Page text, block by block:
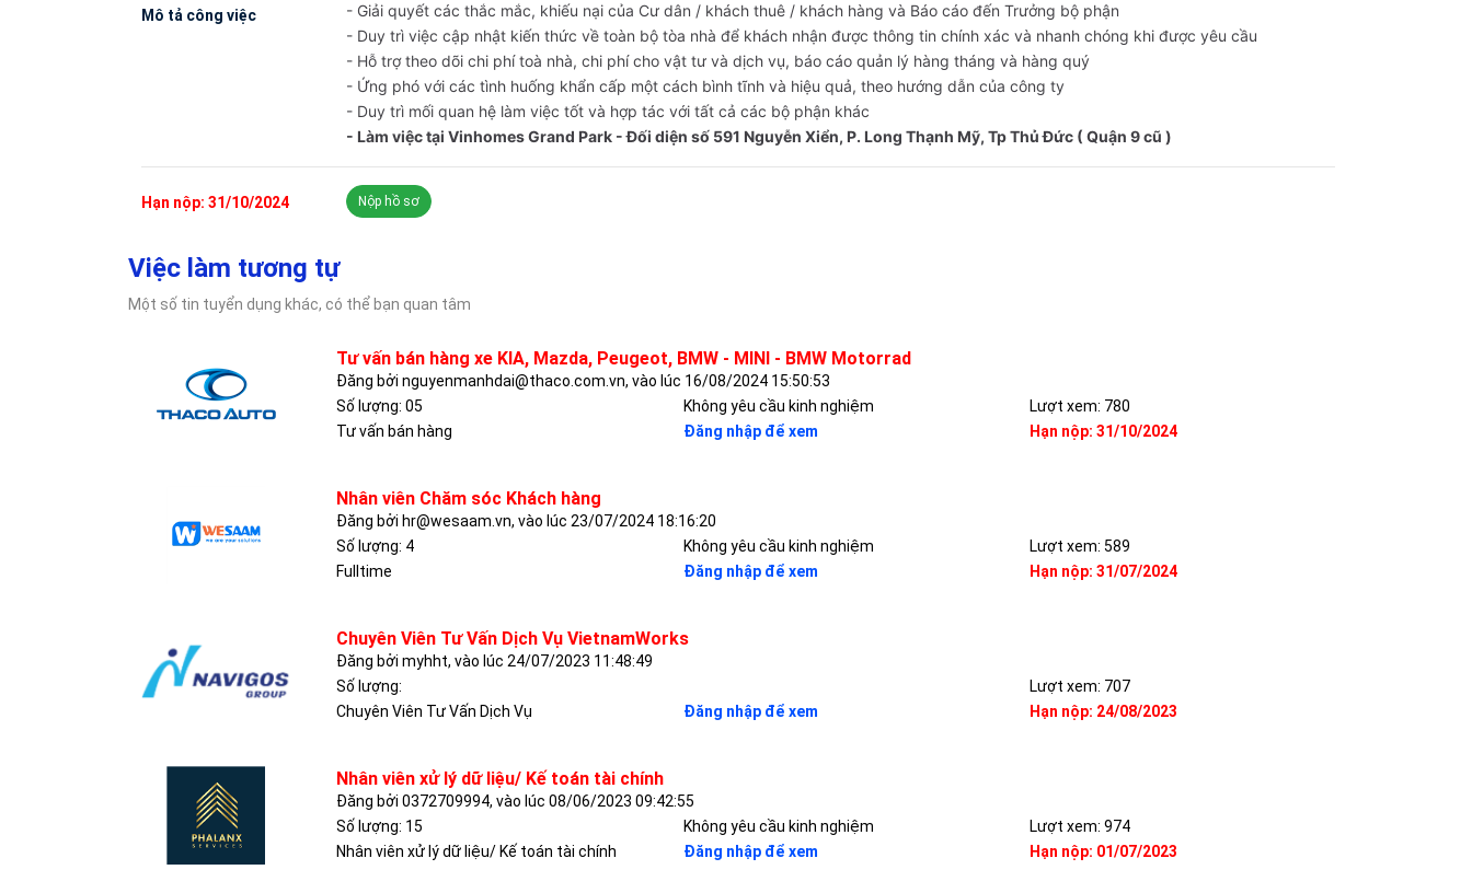
Mô tả công việc
- Giải quyết các thắc mắc, khiếu nại của Cư dân / khách thuê / khách hàng và Báo cáo đến Trưởng bộ phận
- Duy trì việc cập nhật kiến thức về toàn bộ tòa nhà để khách nhận được thông tin chính xác và nhanh chóng khi được yêu cầu
- Hỗ trợ theo dõi chi phí toà nhà, chi phí cho vật tư và dịch vụ, báo cáo quản lý hàng tháng và hàng quý
- Ứng phó với các tình huống khẩn cấp một cách bình tĩnh và hiệu quả, theo hướng dẫn của công ty
- Duy trì mối quan hệ làm việc tốt và hợp tác với tất cả các bộ phận khác
- Làm việc tại Vinhomes Grand Park - Đối diện số 591 Nguyễn Xiển, P. Long Thạnh Mỹ, Tp Thủ Đức ( Quận 9 cũ )
Hạn nộp: 31/10/2024 Nộp hồ sơ
Việc làm tương tự
Một số tin tuyển dụng khác, có thể bạn quan tâm
Tư vấn bán hàng xe KIA, Mazda, Peugeot, BMW - MINI - BMW Motorrad
Đăng bởi nguyenmanhdai@thaco.com.vn, vào lúc 16/08/2024 15:50:53
Số lượng: 05
Không yêu cầu kinh nghiệm
Lượt xem: 780
Tư vấn bán hàng
Đăng nhập để xem Hạn nộp: 31/10/2024
Nhân viên Chăm sóc Khách hàng
Đăng bởi hr@wesaam.vn, vào lúc 23/07/2024 18:16:20
Số lượng: 4
Không yêu cầu kinh nghiệm
Lượt xem: 589
Fulltime
Đăng nhập để xem Hạn nộp: 31/07/2024
Chuyên Viên Tư Vấn Dịch Vụ VietnamWorks
Đăng bởi myhht, vào lúc 24/07/2023 11:48:49
Số lượng:
Lượt xem: 707
Chuyên Viên Tư Vấn Dịch Vụ
Đăng nhập để xem Hạn nộp: 24/08/2023
Nhân viên xử lý dữ liệu/ Kế toán tài chính
Đăng bởi 0372709994, vào lúc 08/06/2023 09:42:55
Số lượng: 15
Không yêu cầu kinh nghiệm
Lượt xem: 974
Nhân viên xử lý dữ liệu/ Kế toán tài chính
Đăng nhập để xem Hạn nộp: 01/07/2023